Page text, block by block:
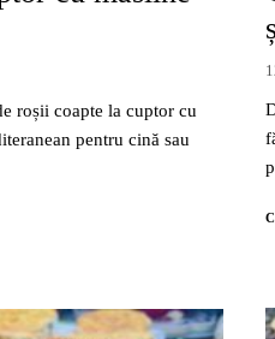
roșii coapte la cuptor cu
pentru cină sau